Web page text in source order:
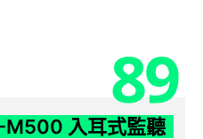
89
M500 入耳式監聽